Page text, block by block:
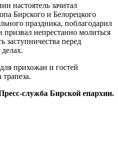
настоятель зачитал
Бирского и Белорецкого
праздника, поблагодарил
непрестанно молиться
заступничества перед
прихожан и гостей
служба Бирской епархии.